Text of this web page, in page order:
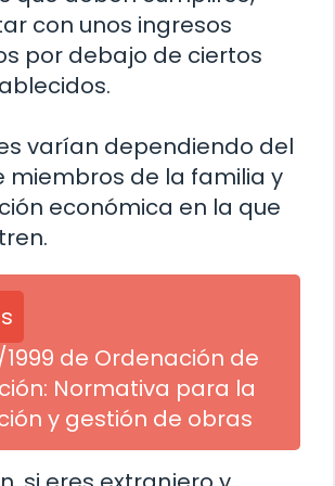
con unos ingresos
por debajo de ciertos
varían dependiendo del
miembros de la familia y
económica en la que
1999 de Ordenación de
Normativa para la
y gestión de obras